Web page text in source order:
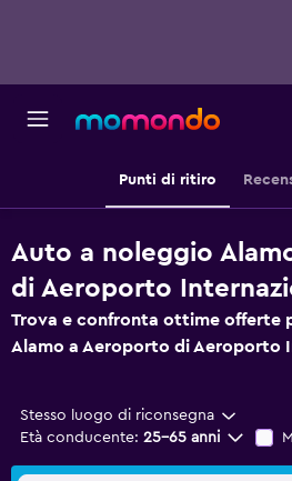
Punti di ritiro
Auto a noleggio
di Aeroporto
Trova e confronta ottime offerte
Alamo a Aeroporto di Aeroporto
Stesso luogo di riconsegna
Età conducente: 25-65 anni